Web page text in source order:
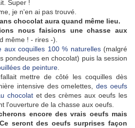
Super !
je n'en ai pas trouvé.
chocolat aura quand même lieu.
nous faisions une chasse aux
même ! - rires -).
aux coquilles 100 % naturelles(malgré
pondeuses en chocolat) puis la session
de peinture
mettre de côté les coquilles dès
intensive des omelettes,des oeufs
chocolatet des crèmes aux oeufs les
l'ouverture de la chasse aux oeufs.
encore des vrais oeufs mais
seront des oeufs surprises façon